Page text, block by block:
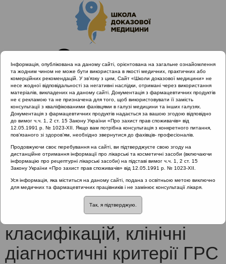
Головна
Проведені заходи
Гострий риносинусит та отит з позицій Icpc-2. Львів
21.02.2019
Розбір клінічного випадку ГРЗ. Гармонізація класифікацій,
клінічні діагностичні критерії ГРС
Розбір клінічного випадку
ГРЗ. Гармонізація
класифікацій, клінічні
діагностичні критерії ГРС
Інформація, опублікована на даному сайті, орієнтована на загальне ознайомлення
та жодним чином не може бути використана в якості медичних, практичних або
комерційних рекомендацій. У зв’язку з цим, Сайт «Школи доказової медицини» не
несе жодної відповідальності за негативні наслідки, отримані через використання
матеріалів, викладених на даному сайті. Документація з фармацевтичних продуктів
не є рекламою та не призначена для того, щоб використовувати її замість
консультації з кваліфікованими фахівцями в галузі медицини та інших галузях.
Документація з фармацевтичних продуктів надається за вашою згодою відповідно
до вимог ч.ч. 1, 2 ст. 15 Закону України «Про захист прав споживачів» від
12.05.1991 р. № 1023-XII. Якщо вам потрібна консультація з конкретного питання,
пов’язаного зі здоров’ям, необхідно звернутися до фахівців- професіоналів.
Продовжуючи своє перебування на сайті, ви підтверджуєте свою згоду на
дистанційне отримання інформації про лікарські та косметичні засоби (включаючи
інформацію про рецептурні лікарські засоби) на підставі вимог ч.ч. 1, 2 ст. 15
Закону України «Про захист прав споживачів» від 12.05.1991 р. № 1023-XII.
Уся інформація, яка міститься на даному сайті, подана з освітньою метою виключно
для медичних та фармацевтичних працівників і не замінює консультації лікаря.
Так, я підтверджую.